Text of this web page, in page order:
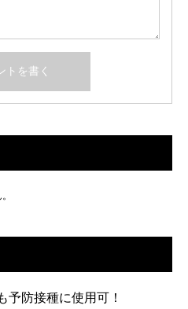
予防接種に使用可！